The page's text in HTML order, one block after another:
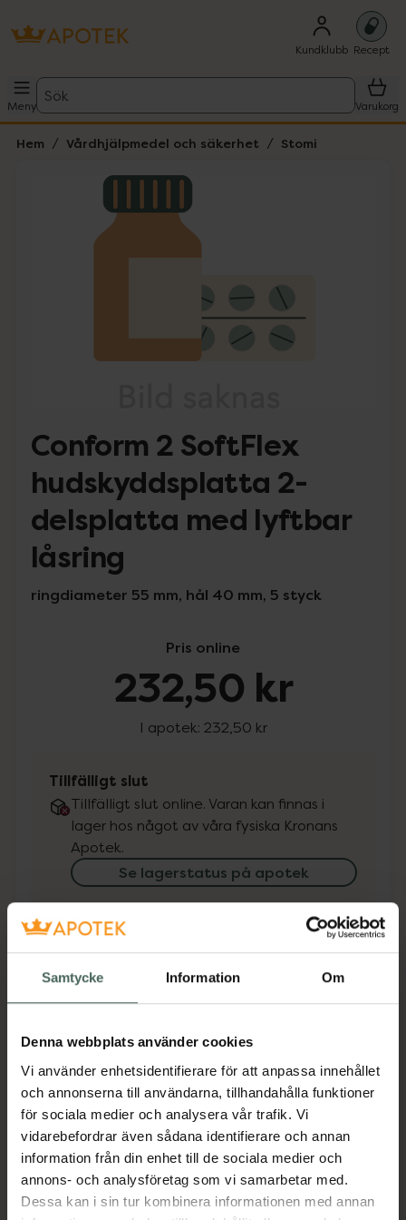
Samtycke Information Om
Denna webbplats använder cookies
Vi använder enhetsidentifierare för att anpassa innehållet
och annonserna till användarna, tillhandahålla funktioner
för sociala medier och analysera vår trafik. Vi
vidarebefordrar även sådana identifierare och annan
information från din enhet till de sociala medier och
annons- och analysföretag som vi samarbetar med.
Dessa kan i sin tur kombinera informationen med annan
Kundklubb Recept
Meny
Sök
Varukorg
Hem Vårdhjälpmedel och säkerhet Stomi
Lista: . Innehåller 1 objekt.
Conform 2 SoftFlex
hudskyddsplatta 2-
delsplatta med lyftbar
låsring
ringdiameter 55 mm, hål 40 mm, 5 styck
Pris online
232,50 kr
I apotek: 232,50 kr
Tillfälligt slut
Tillfälligt slut online. Varan kan finnas i
lager hos något av våra fysiska Kronans
Apotek.
Se lagerstatus på apotek
Få mejl när varan finns i lager online
Spara
Aktuella erbjudanden
Beskrivning Dölj